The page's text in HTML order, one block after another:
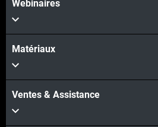
Webinaires
Matériaux
Ventes & Assistance